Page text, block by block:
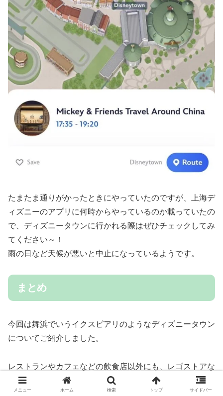
たまたま通りがかったときにやっていたのですが、上海デ
ィズニーのアプリに何時からやっているのか載っていたの
で、ディズニータウンに行かれる際はぜひチェックしてみ
てください～！
雨の日など天候が悪いと中止になっているようです。
まとめ
今回は舞浜でいうイクスピアリのようなディズニータウン
についてご紹介しました。
レストランやカフェなどの飲食店以外にも、レゴストアな
どのお店もあったのでパークに行かない日も遊ぶことが出
来ると思います！
メニュー ホーム 検索 トップ サイドバー